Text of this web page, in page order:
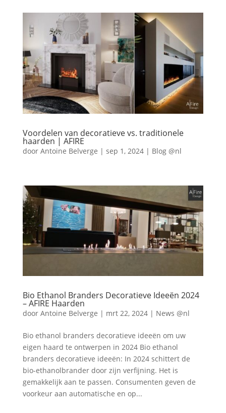
Voordelen van decoratieve vs. traditionele
haarden | AFIRE
door Antoine Belverge | sep 1, 2024| Blog @nl
Bio Ethanol Branders Decoratieve Ideeën 2024
– AFIRE Haarden
door Antoine Belverge | mrt 22, 2024| News @nl
Bio ethanol branders decoratieve ideeën om uw
eigen haard te ontwerpen in 2024 Bio ethanol
branders decoratieve ideeën: In 2024 schittert de
bio-ethanolbrander door zijn verfijning. Het is
gemakkelijk aan te passen. Consumenten geven de
voorkeur aan automatische en op...